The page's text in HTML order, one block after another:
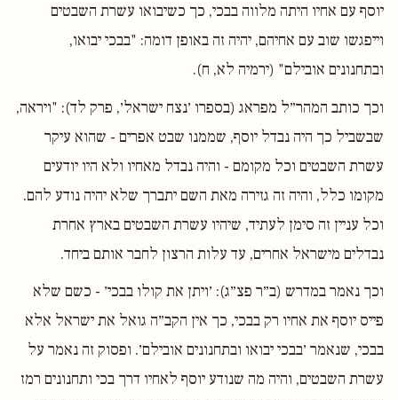
יוסף עם אחיו היתה מלווה בבכי, כך כשיבואו עשרת השבטים
וייפגשו שוב עם אחיהם, יהיה זה באופן דומה: "בבכי יבואו,
ובתחנונים אובילם" (ירמיה לא, ח).
וכך כותב המהר״ל מפראג (בספרו ׳נצח ישראל׳, פרק לד): "ויראה,
שבשביל כך היה נבדל יוסף, שממנו שבט אפרים - שהוא עיקר
עשרת השבטים וכל מקומם - והיה נבדל מאחיו ולא היו יודעים
מקומו כלל, והיה זה גזירה מאת השם יתברך שלא יהיה נודע להם.
וכל עניין זה סימן לעתיד, שיהיו עשרת השבטים בארץ אחרת
נבדלים מישראל אחרים, עד עלות הרצון לחבר אותם ביחד.
וכך נאמר במדרש (ב״ר פצ״ג): ׳ויתן את קולו בבכי׳ - כשם שלא
פייס יוסף את אחיו רק בבכי, כך אין הקב״ה גואל את ישראל אלא
בבכי, שנאמר ׳בבכי יבואו ובתחנונים אובילם׳. ופסוק זה נאמר על
עשרת השבטים, והיה מה שנודע יוסף לאחיו דרך בכי ותחנונים רמז